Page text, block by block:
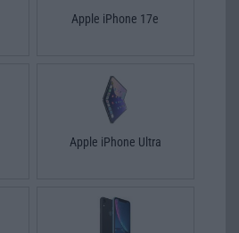
Apple iPhone 17e
Apple iPhone Ultra